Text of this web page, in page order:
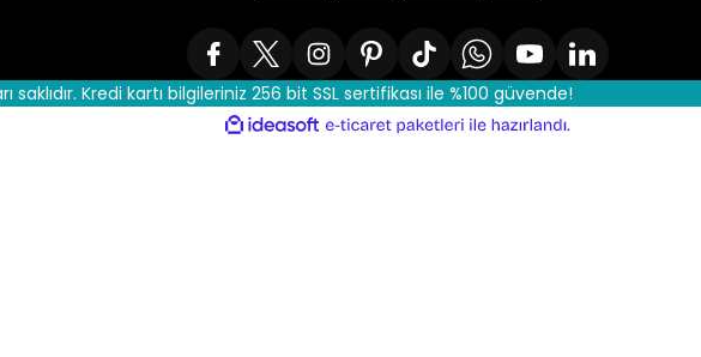
Kredi kartı bilgileriniz 256 bit SSL sertifikası ile %100 güvende!
ideasoft
e-